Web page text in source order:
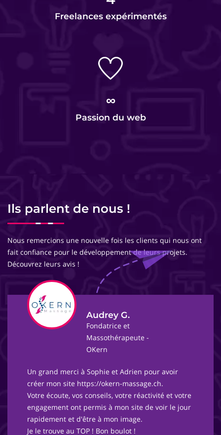
Freelances expérimentés
∞
Passion du web
Ils parlent de nous !
Nous remercions une nouvelle fois les clients qui nous ont
fait confiance pour le développement de leurs projets.
Découvrez leurs avis !
Audrey G.
Fondatrice et
Massothérapeute -
OKern
Un grand merci à Sophie et Adrien pour avoir
créer mon site https://okern-massage.ch.
Votre écoute, vos conseils, votre réactivité et votre
engagement ont permis à mon site de voir le jour
rapidement et d'être à mon image.
Je le trouve au TOP ! Bon boulot !